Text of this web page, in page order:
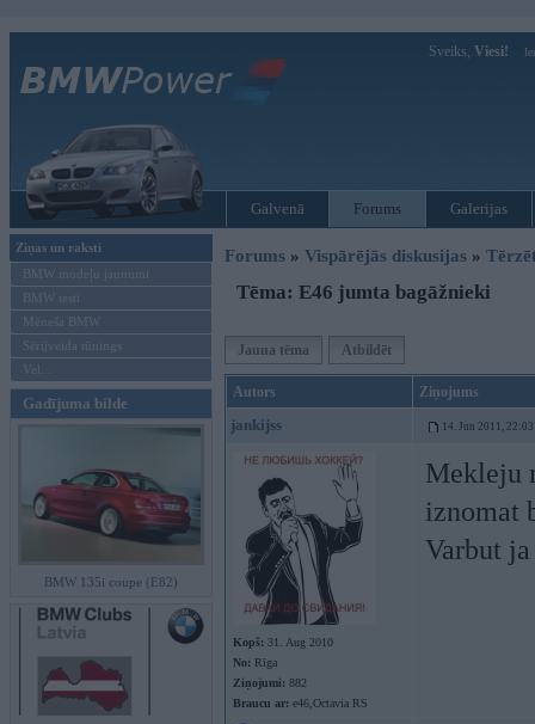
Sveiks, Viesi!
Galvenā Forums Galerijas
Ziņas un raksti
BMW modeļu jaunumi
BMW testi
Mēneša BMW
Sērijveida tūnings
Vel...
Gadījuma bilde
BMW 135i coupe (E82)
Forums » Vispārējās diskusijas »
Tēma: E46 jumta bagāžnieki
Jauna tēma Atbildēt
Autors Ziņojums
jankijss 14. Jun 2011, 22:03
Kopš: 31. Aug 2010
No: Rīga
Ziņojumi: 882
Braucu ar: e46,Octavia RS
Mekleju
iznomat
Varbut